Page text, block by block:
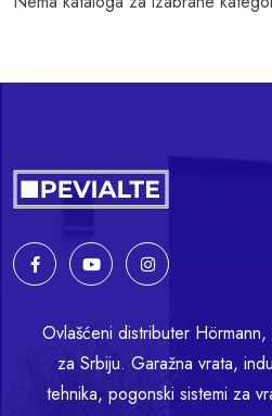
Ovlašćeni distributer
za Srbiju. Garažna vrata,
tehnika, pogonski sistemi za